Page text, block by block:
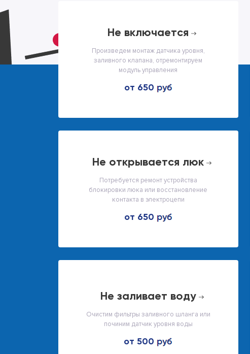
не включается
Произведем монтаж датчика уровня,
заливного клапана, отремонтируем
модуль управления
от 650
не открывается люк
Потребуется ремонт устройства
блокировки люка или восстановление
контакта в электроцепи
от 650
не заливает воду
Очистим фильтры заливного шланга или
починим датчик уровня воды
от 500